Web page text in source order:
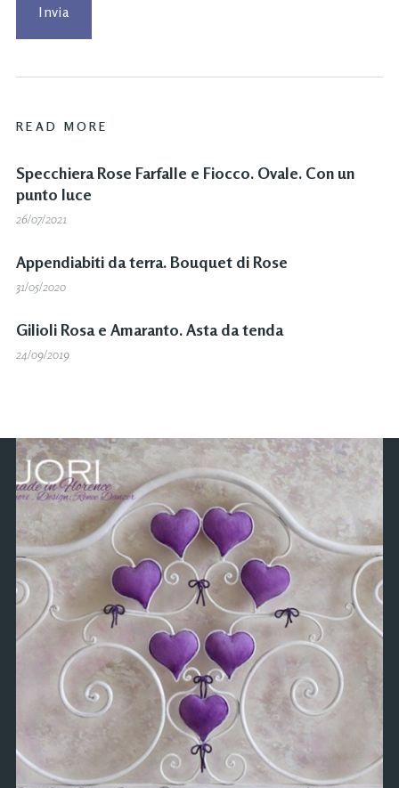
READ MORE
Specchiera Rose Farfalle e Fiocco. Ovale. Con un
punto luce
26/07/2021
Appendiabiti da terra. Bouquet di Rose
31/05/2020
Gilioli Rosa e Amaranto. Asta da tenda
24/09/2019